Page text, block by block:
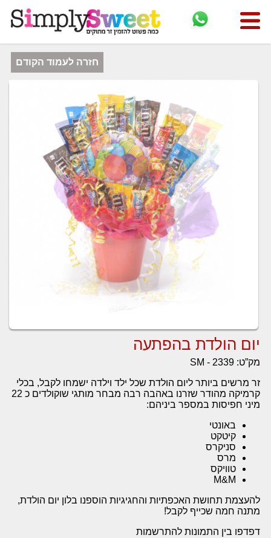
חזרה לעמוד הקודם
יום הולדת בהפתעה
מק”ט: SM - 2339
זר מרשים ביותר ליום הולדת שכל ילד וילדה ישמחו לקבל, בכלי
קרמיקה מהודר שזרנו באהבה רבה מבחר מותגי שוקולדים כ 22
מיני חפיסות במספר ביניהם:
באונטי
קיטקט
סניקרס
מרס
טוויקס
M&M
להעצמת תחושת האכפתיות והחגיגיות הוספנו בלון יום הולדת,
מתנה חמה שכייף לקבל!
דפדפו בין התמונות להתרשמות